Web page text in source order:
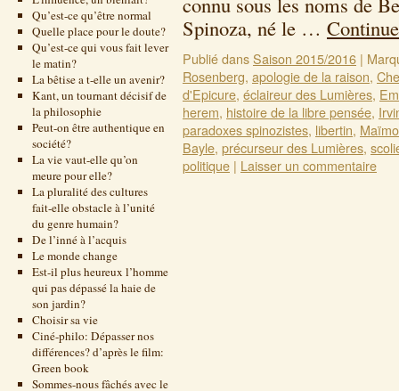
Qu’est-ce qu’être normal
Quelle place pour le doute?
Qu’est-ce qui vous fait lever
le matin?
La bêtise a t-elle un avenir?
Kant, un tournant décisif de
la philosophie
Peut-on être authentique en
société?
La vie vaut-elle qu’on
meure pour elle?
La pluralité des cultures
fait-elle obstacle à l’unité
du genre humain?
De l’inné à l’acquis
Le monde change
Est-il plus heureux l’homme
qui pas dépassé la haie de
son jardin?
Choisir sa vie
Ciné-philo: Dépasser nos
différences? d’après le film:
Green book
Sommes-nous fâchés avec le
Spinoza, né le …
Publié dansSaison 2015/2016 |
Rosenberg, apologie de la raison,
d'Epicure, éclaireur des Lumières,
herem, histoire de la libre pensée,
paradoxes spinozistes, libertin,
Bayle, précurseur des Lumières,
politique | Laisser un commentaire